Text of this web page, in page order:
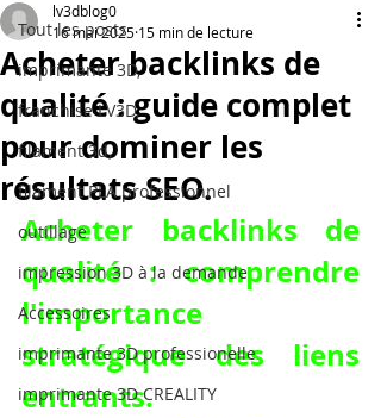
Tout les posts
imprimante 3D,
franchise LV3D,
filament 3d,
filament PLA professionnel
outillage
impression 3D à la demande
Accessoires
imprimante 3D professionelle
imprimante 3D CREALITY
Acheter backlinks de
qualité : guide complet
pour dominer les
résultats SEO.
lv3dblog0
16 mai 2025 15 min de lecture
Acheter backlinks de
qualité : comprendre
l'importance
stratégique des liens
entrants.